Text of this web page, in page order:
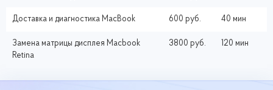
Доставка и диагностика MacBook 600 руб. 40 мин
Замена матрицы дисплея Macbook
Retina
3800 руб. 120 мин